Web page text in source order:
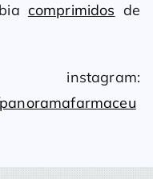
comprimidos de